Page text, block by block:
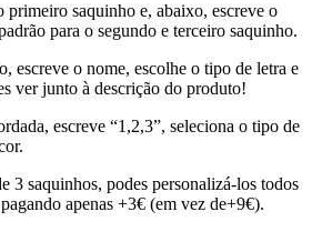
primeiro saquinho e, abaixo, escreve o
para o segundo e terceiro saquinho.
escreve o nome, escolhe o tipo de letra e
ver junto à descrição do produto!
escreve “1,2,3”, seleciona o tipo de
3 saquinhos, podes personalizá-los todos
apenas +3€ (em vez de+9€).